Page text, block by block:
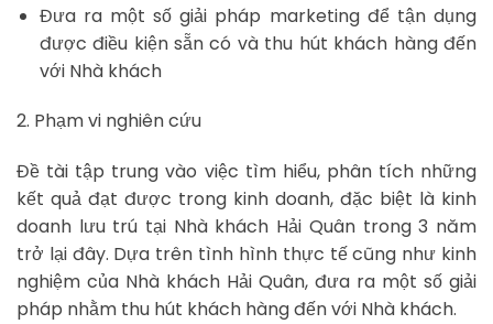
Đưa ra một số giải pháp marketing để tận dụng
được điều kiện sẵn có và thu hút khách hàng đến
với Nhà khách
2. Phạm vi nghiên cứu
Đề tài tập trung vào việc tìm hiểu, phân tích những
kết quả đạt được trong kinh doanh, đặc biệt là kinh
doanh lưu trú tại Nhà khách Hải Quân trong 3 năm
trở lại đây. Dựa trên tình hình thực tế cũng như kinh
nghiệm của Nhà khách Hải Quân, đưa ra một số giải
pháp nhằm thu hút khách hàng đến với Nhà khách.